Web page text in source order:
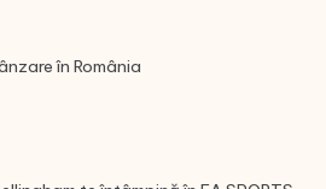
în România